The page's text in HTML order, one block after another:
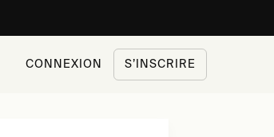
CONNEXION S’INSCRIRE